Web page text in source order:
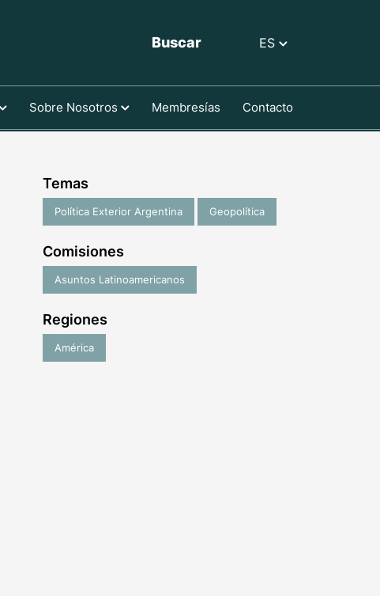
Buscar ES
Sobre Nosotros Membresías Contacto
Temas
Política Exterior Argentina Geopolítica
Comisiones
Asuntos Latinoamericanos
Regiones
América